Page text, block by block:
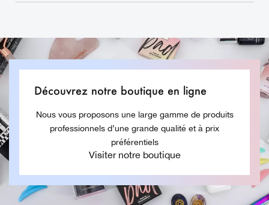
Découvrez notre boutique en ligne
Nous vous proposons une large gamme de produits
professionnels d’une grande qualité et à prix
préférentiels
Visiter notre boutique